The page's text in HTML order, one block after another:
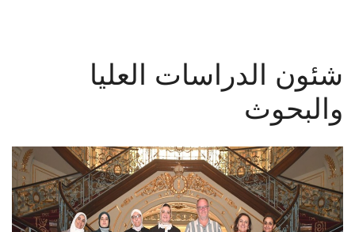
المراكز والوحدات
الإعلام
تواصل معنا
شئون الدراسات العليا
والبحوث